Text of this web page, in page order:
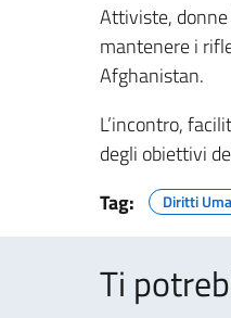
Attiviste,
mantenere i
Afghanistan.
L’incontro,
degli obiettivi
Tag:
Diritti
Ti